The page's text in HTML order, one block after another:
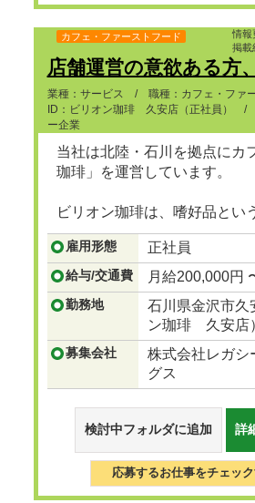
情
掲載
カフェ・ファーストフード
店舗運営の意欲ある方
業種：サービス / 職種：カフェ・フ
ID：ビリオン珈琲 久安店（正社員） /
ー企業
当社は北陸・石川を拠点にカ
珈琲」を運営しています。
ビリオン珈琲は、嗜好品とい
「珈琲の世界」と「本物の空
いという思いから始まりまし
...つづきを見る
雇用形態 正社員
給与/交通費 月給200,000円
勤務地
石川県金沢市久
ン珈琲 久安店）
募集会社
株式会社レガシ
グス
検討中フォルダに追加 詳
応募するお仕事をチェッ